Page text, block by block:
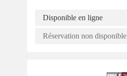
Disponible en ligne
Réservation non disponible